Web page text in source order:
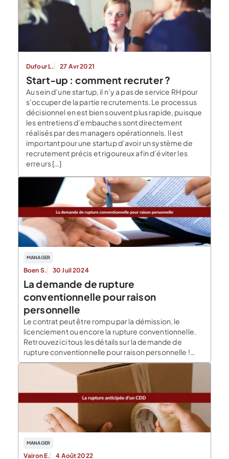
Dufour L. 27 Avr 2021
Start-up : comment recruter ?
Au sein d’une startup, il n’y a pas de service RH pour
s’occuper de la partie recrutements. Le processus
décisionnel en est bien souvent plus rapide, puisque
les entretiens d’embauches sont directement
réalisés par des managers opérationnels. Il est
important pour une startup d’avoir un système de
recrutement précis et rigoureux afin d’éviter les
erreurs […]
MANAGER
Boen S. 30 Juil 2024
La demande de rupture
conventionnelle pour raison
personnelle
Le contrat peut être rompu par la démission, le
licenciement ou encore la rupture conventionnelle.
Retrouvez ici tous les détails sur la demande de
rupture conventionnelle pour raison personnelle !
Qu’est-ce qu’une rupture conventionnelle ? Une
rupture conventionnelle est un mode de rupture du
contrat de travail. C’est une rupture à l’amiable entre
le salarié et […]
MANAGER
Vairon E. 4 Août 2022